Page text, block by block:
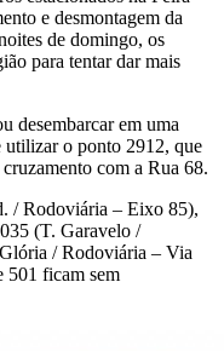
e desmontagem da
de domingo, os
para tentar dar mais
desembarcar em uma
utilizar o ponto 2912, que
com a Rua 68.
/ Rodoviária – Eixo 85),
(T. Garavelo /
/ Rodoviária – Via
501 ficam sem